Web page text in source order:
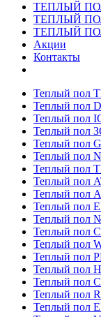
ТЕПЛЫЙ
ТЕПЛЫЙ
ТЕПЛЫЙ
Акции
Контакты
Теплый
Теплый пол
Теплый пол
Теплый пол
Теплый пол
Теплый пол
Теплый пол
Теплый пол
Теплый пол
Теплый пол
Теплый пол
Теплый пол
Теплый пол
Теплый пол
Теплый пол
Теплый пол
Теплый пол
Теплый пол